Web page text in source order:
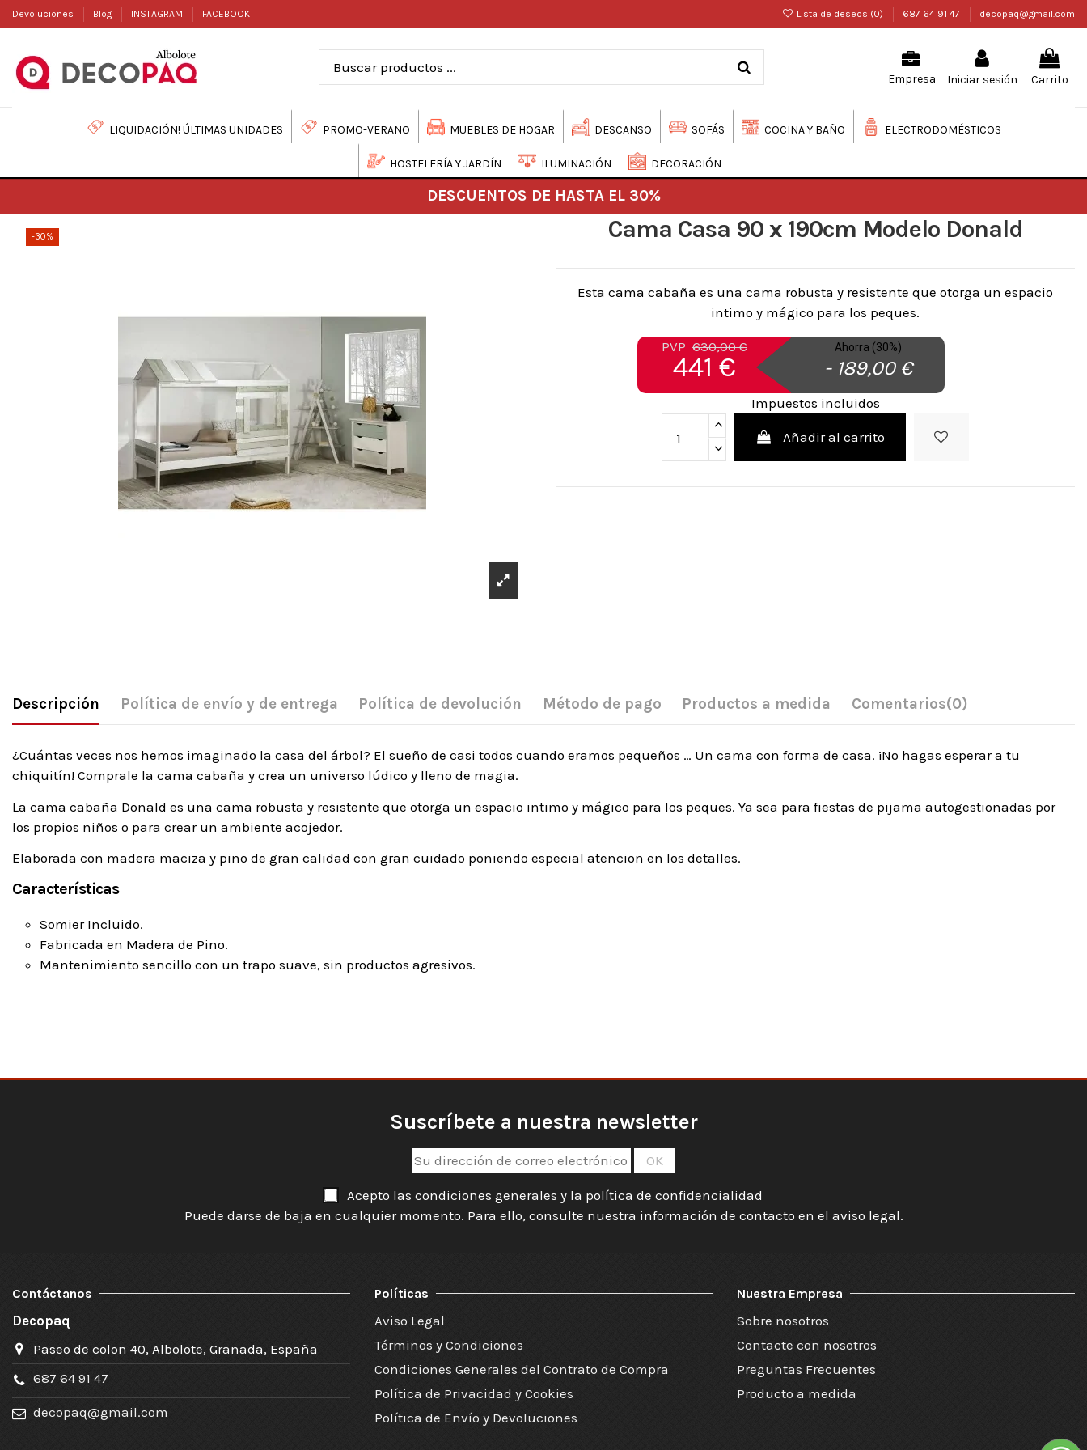
Devoluciones Blog INSTAGRAM FACEBOOK Lista de deseos (0) 687 64 91 47 decopaq@gmail.com
Empresa Iniciar sesión Carrito
LIQUIDACIÓN! ÚLTIMAS UNIDADES PROMO-VERANO MUEBLES DE HOGAR DESCANSO SOFÁS COCINA Y BAÑO ELECTRODOMÉSTICOS
HOSTELERÍA Y JARDÍN ILUMINACIÓN DECORACIÓN
DESCUENTOS DE HASTA EL 30%
-30% Cama Casa 90 x 190cm Modelo Donald
Esta cama cabaña es una cama robusta y resistente que otorga un espacio
intimo y mágico para los peques.
PVP630,00 €
441 €
Ahorra (30%)
- 189,00 €
Impuestos incluidos
Añadir al carrito
Descripción Política de envío y de entrega Política de devolución Método de pago Productos a medida Comentarios(0)
¿Cuántas veces nos hemos imaginado la casa del árbol? El sueño de casi todos cuando eramos pequeños … Un cama con forma de casa. ¡No hagas esperar a tu
chiquitín! Comprale la cama cabaña y crea un universo lúdico y lleno de magia.
La cama cabaña Donald es una cama robusta y resistente que otorga un espacio intimo y mágico para los peques. Ya sea para fiestas de pijama autogestionadas por
los propios niños o para crear un ambiente acojedor.
Elaborada con madera maciza y pino de gran calidad con gran cuidado poniendo especial atencion en los detalles.
Características
Somier Incluido.
Fabricada en Madera de Pino.
Mantenimiento sencillo con un trapo suave, sin productos agresivos.
Suscríbete a nuestra newsletter
Acepto las condiciones generales y la política de confidencialidad
Puede darse de baja en cualquier momento. Para ello, consulte nuestra información de contacto en el aviso legal.
Contáctanos
Decopaq
Paseo de colon 40, Albolote, Granada, España
687 64 91 47
decopaq@gmail.com
Políticas
Aviso Legal
Términos y Condiciones
Condiciones Generales del Contrato de Compra
Política de Privacidad y Cookies
Política de Envío y Devoluciones
Nuestra Empresa
Sobre nosotros
Contacte con nosotros
Preguntas Frecuentes
Producto a medida